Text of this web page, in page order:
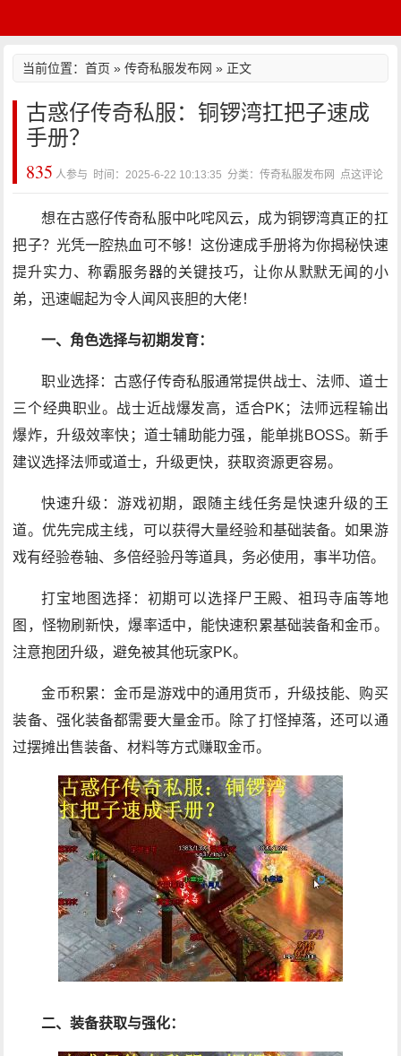
当前位置：首页 »传奇私服发布网 » 正文
古惑仔传奇私服：铜锣湾扛把子速成
手册？
835 人参与 时间：2025-6-22 10:13:35 分类：传奇私服发布网 点这评论
想在古惑仔传奇私服中叱咤风云，成为铜锣湾真正的扛
把子？光凭一腔热血可不够！这份速成手册将为你揭秘快速
提升实力、称霸服务器的关键技巧，让你从默默无闻的小
弟，迅速崛起为令人闻风丧胆的大佬！
一、角色选择与初期发育：
职业选择：古惑仔传奇私服通常提供战士、法师、道士
三个经典职业。战士近战爆发高，适合PK；法师远程输出
爆炸，升级效率快；道士辅助能力强，能单挑BOSS。新手
建议选择法师或道士，升级更快，获取资源更容易。
快速升级：游戏初期，跟随主线任务是快速升级的王
道。优先完成主线，可以获得大量经验和基础装备。如果游
戏有经验卷轴、多倍经验丹等道具，务必使用，事半功倍。
打宝地图选择：初期可以选择尸王殿、祖玛寺庙等地
图，怪物刷新快，爆率适中，能快速积累基础装备和金币。
注意抱团升级，避免被其他玩家PK。
金币积累：金币是游戏中的通用货币，升级技能、购买
装备、强化装备都需要大量金币。除了打怪掉落，还可以通
过摆摊出售装备、材料等方式赚取金币。
二、装备获取与强化：